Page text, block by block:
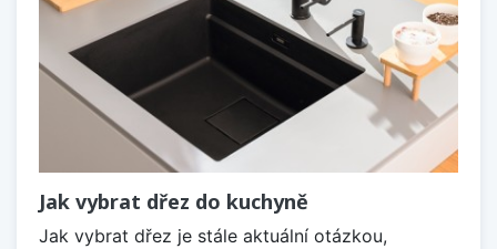
Jak vybrat dřez do kuchyně
Jak vybrat dřez je stále aktuální otázkou,